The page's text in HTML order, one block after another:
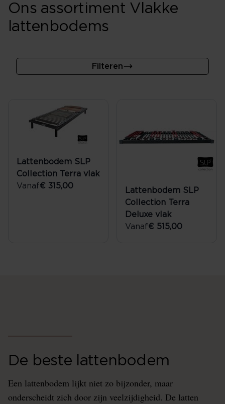
Ons assortiment Vlakke
lattenbodems
Filteren
Lattenbodem SLP
Collection Terra vlak
Vanaf€ 315,00
Lattenbodem SLP
Collection Terra
Deluxe vlak
Vanaf€ 515,00
De beste lattenbodem
Een lattenbodem lijkt niet zo bijzonder, maar
onderscheidt zich door zijn veelzijdigheid. De latten